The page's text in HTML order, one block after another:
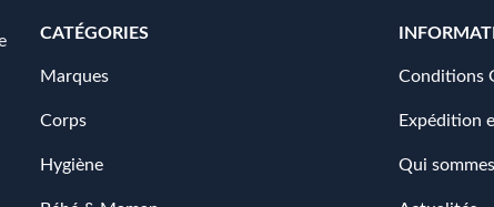
CATÉGORIES
Marques
Corps
Hygiène
Conditions
Expédition
Qui